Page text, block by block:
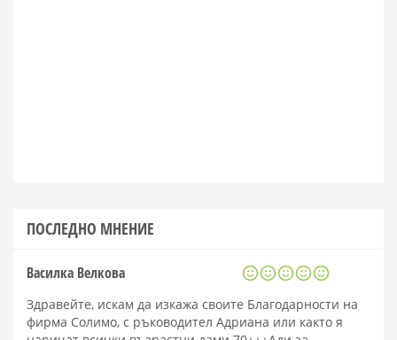
ПОСЛЕДНО МНЕНИЕ
Василка Велкова
Здравейте, искам да изкажа своите Благодарности на
фирма Солимо, с ръководител Адриана или както я